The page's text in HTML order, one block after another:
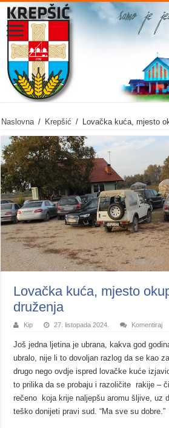
Naslovna / Krepšić / Lovačka kuća, mjesto
Lovačka kuća, mjesto
druženja
Kip 27. listopada 2024. Komentiraj
Još jedna ljetina je ubrana, kakva god
ubralo, nije li to dovoljan razlog da se kao
drugo nego ovdje ispred lovačke kuće
to prilika da se probaju i razoličite rakije –
rečeno koja krije naljepšu aromu šljive, uz
teško donijeti pravi sud. “Ma sve su dobre.”